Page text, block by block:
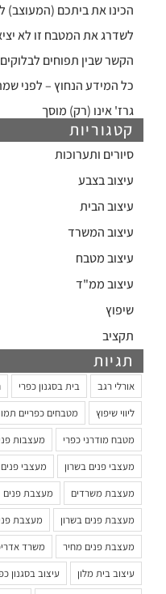
הכינו את ביתכם (המעוצב)
לשדרג את המטבח זו לא
הקשר שבין תפוחים לבלוקים
כל המידע הנחוץ – לפני
גרז' אינו (רק) מוסך
קטגוריות
סיורים ותערוכות
עיצוב בצבע
עיצוב הבית
עיצוב המשרד
עיצוב מטבח
עיצוב ממ"ד
שיפוץ
תקציב
תגיות
אורלי רגב בית בסגנון כפרי
ליווי שיפוץ
מטבחים כפריים
מטבח מודרני כפרי
מעצבות
מעצבי פנים בשרון
מעצבי פנים
מעצבת משרדים
מעצבת פנים
מעצבת פנים בשרון
מעצבת
מעצבת פנים מחיר
משרד
עיצוב בית מלון
עיצוב בסגנון